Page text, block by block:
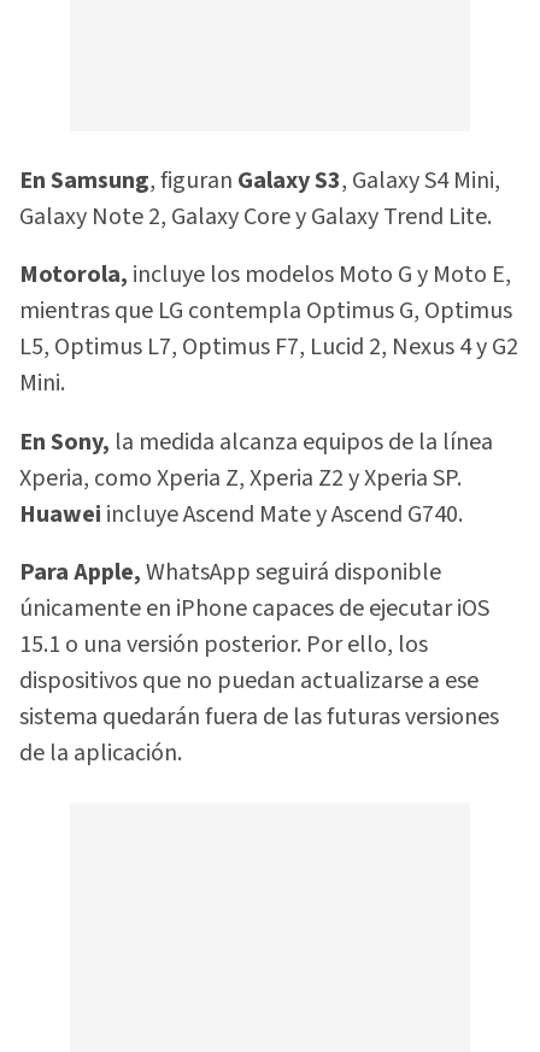
En Samsung, figuran Galaxy S3, Galaxy S4 Mini,
Galaxy Note 2, Galaxy Core y Galaxy Trend Lite.
Motorola, incluye los modelos Moto G y Moto E,
mientras que LG contempla Optimus G, Optimus
L5, Optimus L7, Optimus F7, Lucid 2, Nexus 4 y G2
Mini.
En Sony, la medida alcanza equipos de la línea
Xperia, como Xperia Z, Xperia Z2 y Xperia SP.
Huawei incluye Ascend Mate y Ascend G740.
Para Apple,WhatsApp seguirá disponible
únicamente en iPhone capaces de ejecutar iOS
15.1 o una versión posterior. Por ello, los
dispositivos que no puedan actualizarse a ese
sistema quedarán fuera de las futuras versiones
de la aplicación.